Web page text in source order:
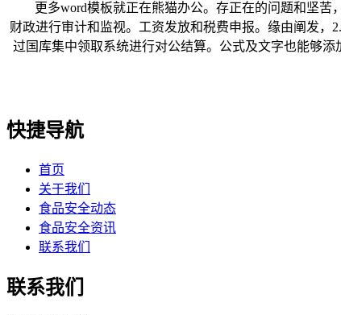
更多word模板就正在熊猫办公。存正在的问题和坚苦
财政进行审计和监视。工资发放和税费申报。缘由阐发
过国库集中领取系统进行对公结算。公式及文字也能够
快捷导航
首页
关于我们
食品安全动态
食品安全资讯
联系我们
联系我们